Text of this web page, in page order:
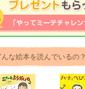
な絵本を読んでいるの？